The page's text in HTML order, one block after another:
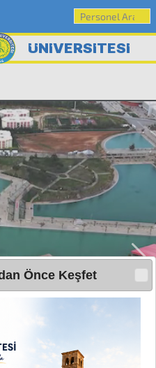
ÜNİVERSİTESİ
Önce Keşfet